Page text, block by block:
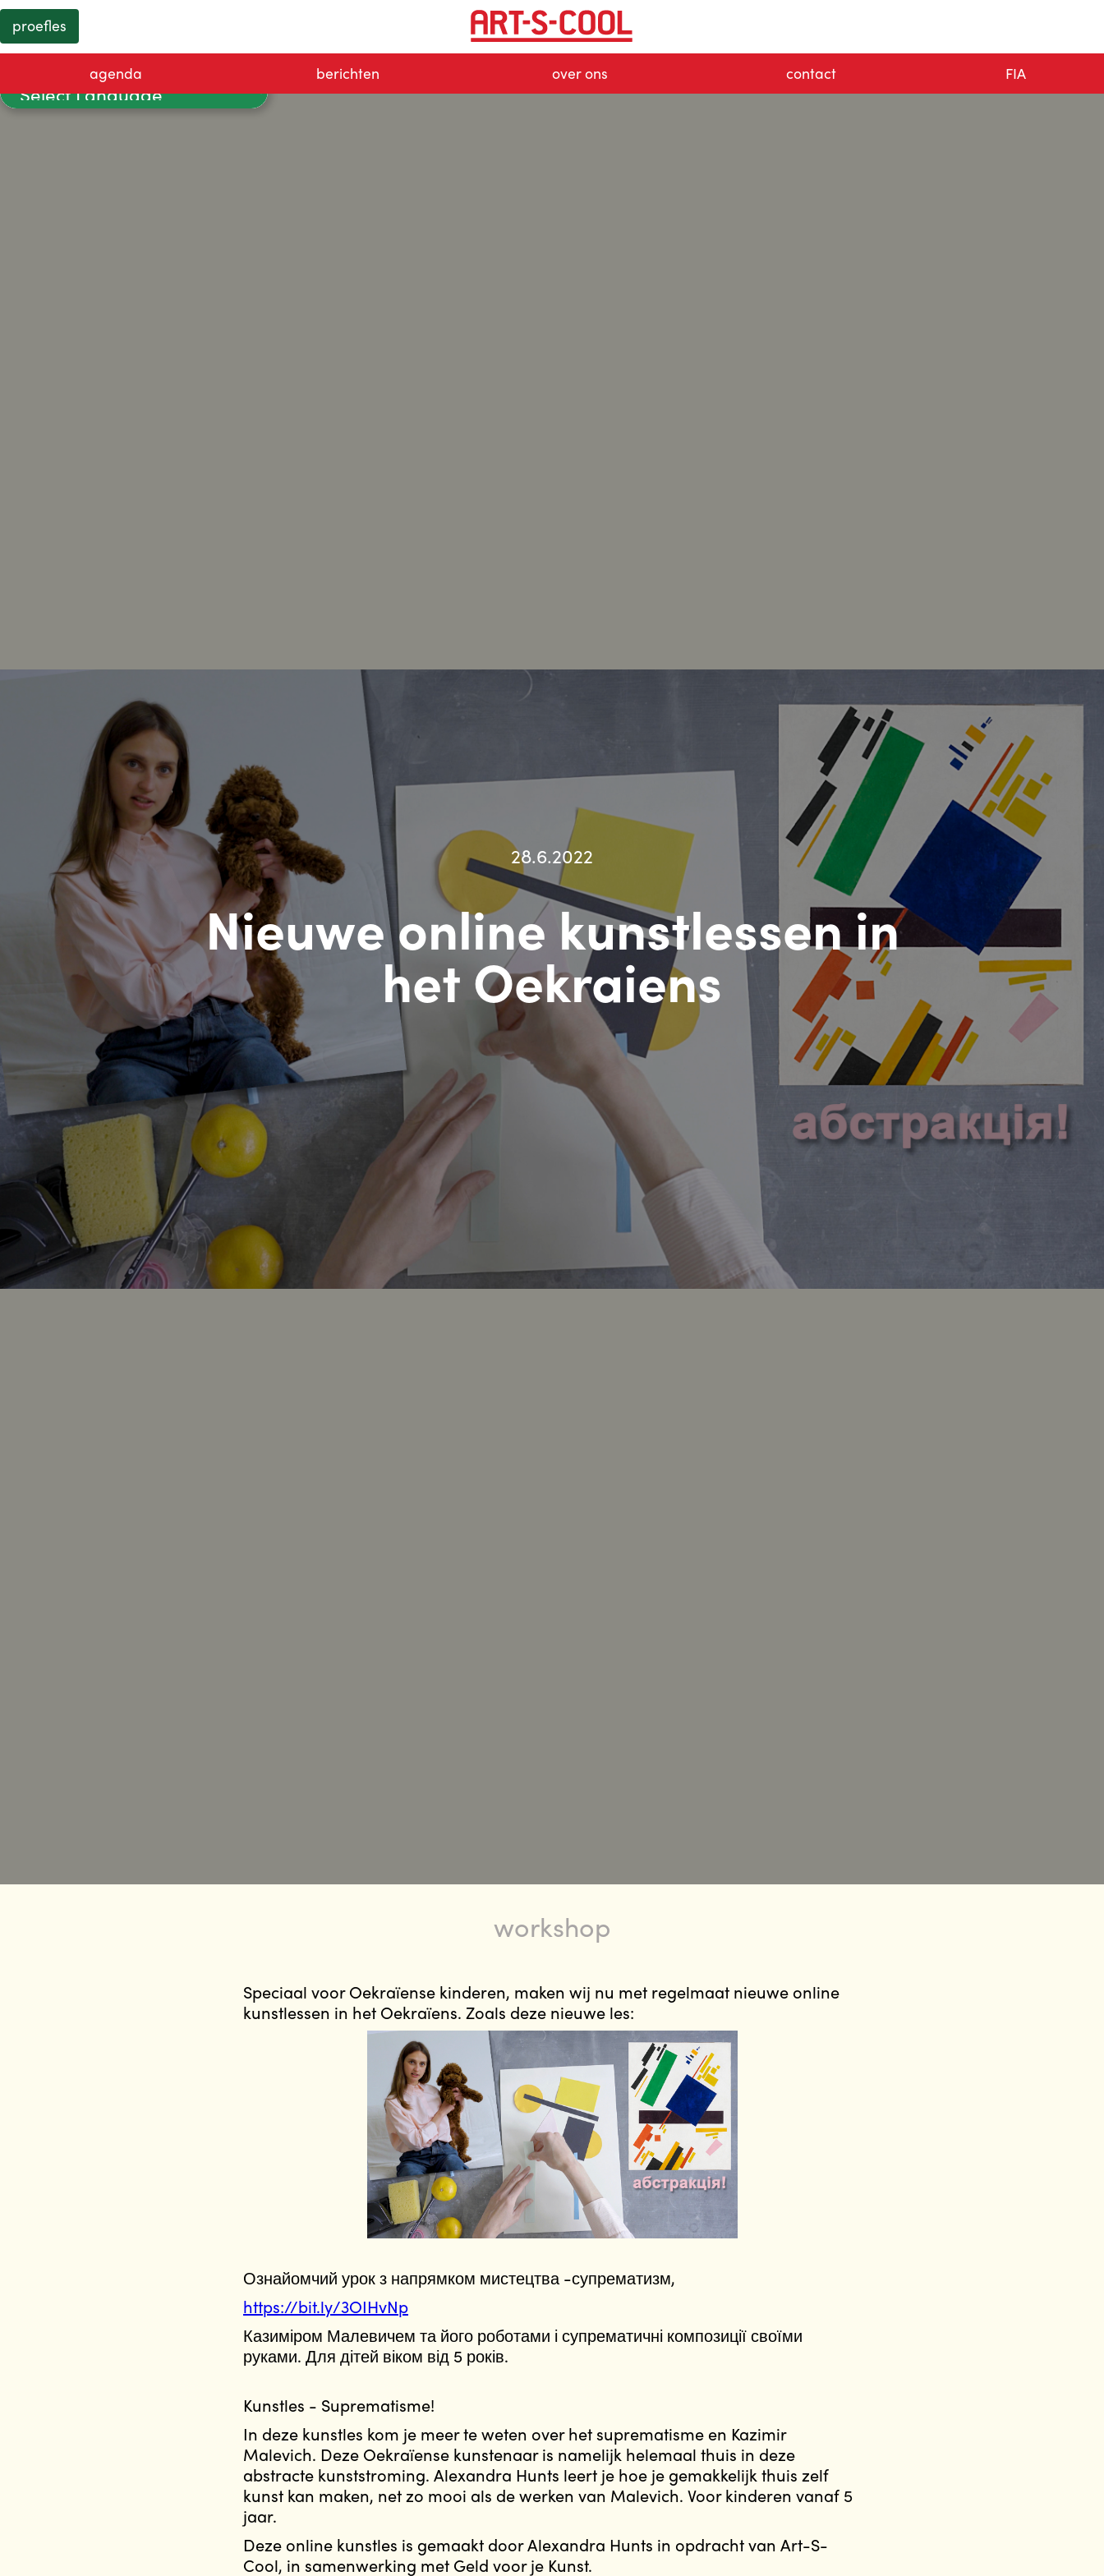
Powered by
proefles
agenda berichten over ons contact FIA
28.6.2022
Nieuwe online kunstlessen in
het Oekraiens
workshop
Speciaal voor Oekraïense kinderen, maken wij nu met regelmaat nieuwe online
kunstlessen in het Oekraïens. Zoals deze nieuwe les:
Ознайомчий урок з напрямком мистецтва -супрематизм,
https://bit.ly/3OIHvNp
Казиміром Малевичем та його роботами і супрематичні композиції своїми
руками. Для дітей віком від 5 років.
Kunstles - Suprematisme!
In deze kunstles kom je meer te weten over het suprematisme en Kazimir
Malevich. Deze Oekraïense kunstenaar is namelijk helemaal thuis in deze
abstracte kunststroming. Alexandra Hunts leert je hoe je gemakkelijk thuis zelf
kunst kan maken, net zo mooi als de werken van Malevich. Voor kinderen vanaf 5
jaar.
Deze online kunstles is gemaakt door Alexandra Hunts in opdracht van Art-S-
Cool, in samenwerking met Geld voor je Kunst.